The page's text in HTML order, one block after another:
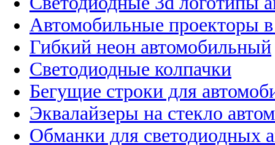
Автомобильные проекторы
Гибкий неон автомобильный
Светодиодные колпачки
Бегущие строки для
Эквалайзеры на стекло
Обманки для светодиодных